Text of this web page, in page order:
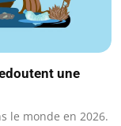
une
le monde en 2026.